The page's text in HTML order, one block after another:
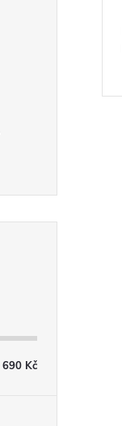
690 Kč